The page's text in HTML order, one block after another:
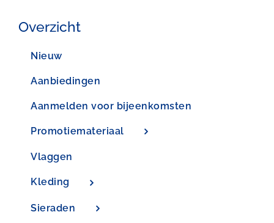
Overzicht
Nieuw
Aanbiedingen
Aanmelden voor bijeenkomsten
Promotiemateriaal
Vlaggen
Kleding
Sieraden